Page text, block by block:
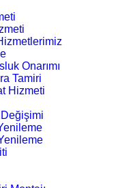
Onarımı
Tamiri
Hizmeti